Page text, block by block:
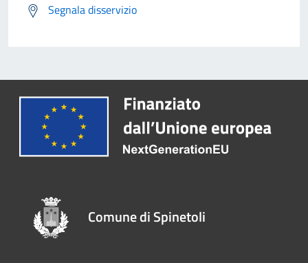
Segnala disservizio
Comune di Spinetoli